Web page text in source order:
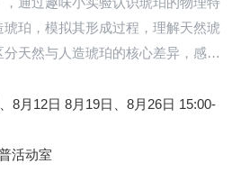
珀，模拟其形成过程，理解天然琥
天然与人造琥珀的核心差异，感受
8月12日 8月19日、8月26日 15:00-
活动室